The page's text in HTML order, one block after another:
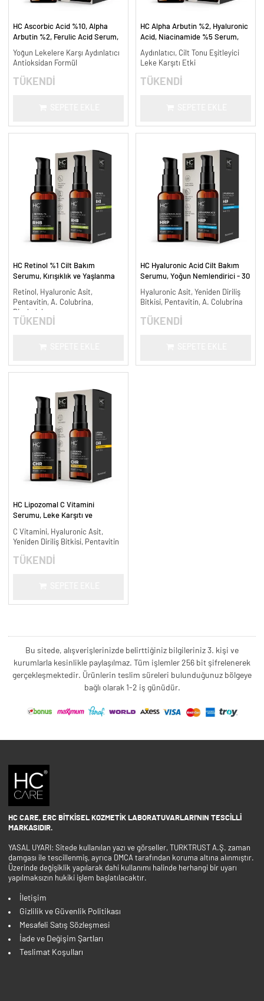
HC Ascorbic Acid %10, Alpha
Arbutin %2, Ferulic Acid Serum,
ml.
Yoğun Lekelere Karşı Aydınlatıcı
Antioksidan Formül
TÜKENDİ
HC Alpha Arbutin %2, Hyaluronic
Acid, Niacinamide %5 Serum,
ml.
Aydınlatıcı, Cilt Tonu Eşitleyici
Leke Karşıtı Etki
TÜKENDİ
HC Retinol %1 Cilt Bakım
Serumu, Kırışıklık ve Yaşlanma
Retinol, Hyaluronic Asit,
Pentavitin, A. Colubrina,
Bisabolol
TÜKENDİ
HC Hyaluronic Acid Cilt Bakım
Serumu, Yoğun Nemlendirici - 30
Hyaluronic Asit, Yeniden Diriliş
Bitkisi, Pentavitin, A. Colubrina
TÜKENDİ
HC Lipozomal C Vitamini
Serumu, Leke Karşıtı ve
C Vitamini, Hyaluronic Asit,
Yeniden Diriliş Bitkisi, Pentavitin
TÜKENDİ
Bu sitede, alışverişlerinizde belirttiğiniz bilgileriniz 3. kişi ve
kurumlarla kesinlikle paylaşılmaz. Tüm işlemler 256 bit şifrelenerek
gerçekleşmektedir. Ürünlerin teslim süreleri bulunduğunuz bölgeye
bağlı olarak 1-2 iş günüdür.
HC CARE, ERC BITKISEL KOZMETIK LABORATUVARLARI'NIN TESCILLI
MARKASIDIR.
YASAL UYARI: Sitede kullanılan yazı ve görseller, TURKTRUST A.Ş. zaman
damgası ile tescillenmiş, ayrıca DMCA tarafından koruma altına alınmıştır.
Üzerinde değişiklik yapılarak dahi kullanımı halinde herhangi bir uyarı
yapılmaksızın hukiki işlem başlatılacaktır.
İletişim
Gizlilik ve Güvenlik Politikası
Mesafeli Satış Sözleşmesi
İade ve Değişim Şartları
Teslimat Koşulları